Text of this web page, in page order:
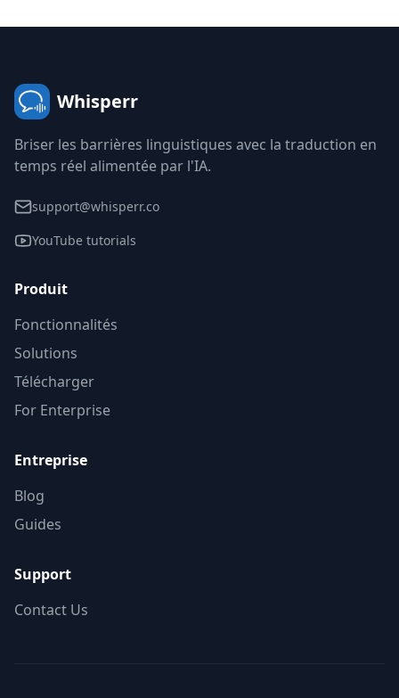
Whisperr
Briser les barrières linguistiques avec la traduction en
temps réel alimentée par l'IA.
support@whisperr.co
YouTube tutorials
Produit
Fonctionnalités
Solutions
Télécharger
For Enterprise
Entreprise
Blog
Guides
Support
Contact Us